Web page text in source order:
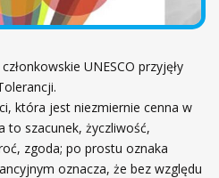
UNESCO przyjęły
która jest niezmiernie cenna w
to szacunek, życzliwość,
zgoda; po prostu oznaka
oznacza, że bez względu